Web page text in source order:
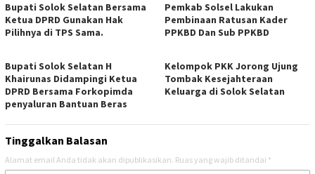
Bupati Solok Selatan Bersama
Ketua DPRD Gunakan Hak
Pilihnya di TPS Sama.
Pemkab Solsel Lakukan
Pembinaan Ratusan Kader
PPKBD Dan Sub PPKBD
Bupati Solok Selatan H
Khairunas Didampingi Ketua
DPRD Bersama Forkopimda
penyaluran Bantuan Beras
Kelompok PKK Jorong Ujung
Tombak Kesejahteraan
Keluarga di Solok Selatan
Tinggalkan Balasan
Alamat email Anda tidak akan dipublikasikan. Ruas yang wajib ditandai *